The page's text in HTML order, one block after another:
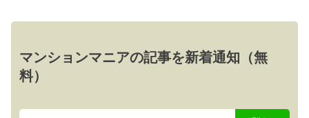
マンションマニアの記事を新着通知（無
料）